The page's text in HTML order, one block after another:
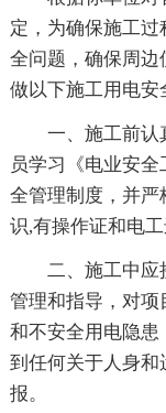
定，为确保施工
全问题，确保周
做以下施工用电安
一、施工前认
员学习《电业安
全管理制度，并严
识,有操作证和电工
二、施工中应
管理和指导，对项
和不安全用电隐患
到任何关于人身和
报。